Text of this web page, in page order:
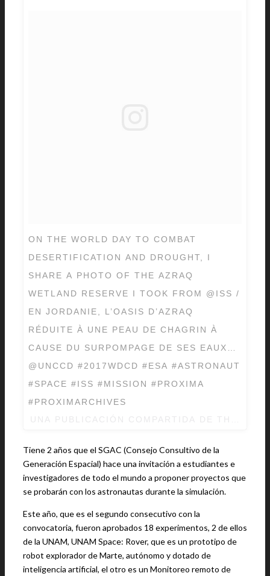
ON THE WORLD DAY TO COMBAT
DESERTIFICATION AND DROUGHT, I
SHARE A PHOTO OF THE AZRAQ
WETLAND RESERVE I TOOK FROM @ISS /
EN JORDANIE, L’OASIS D’AZRAQ
RÉDUITE À UNE PEAU DE CHAGRIN À
CAUSE DU SURPOMPAGE DE SES EAUX…
@UNCCD #2017WDCD #ESA #ASTRONAUT
#SPACE #ISS #MISSION #PROXIMA
#PROXIMARCHIVES
Tiene 2 años que el SGAC (Consejo Consultivo de la
Generación Espacial) hace una invitación a estudiantes e
investigadores de todo el mundo a proponer proyectos que
se probarán con los astronautas durante la simulación.
Este año, que es el segundo consecutivo con la
convocatoria, fueron aprobados 18 experimentos, 2 de ellos
de la UNAM, UNAM Space: Rover, que es un prototipo de
robot explorador de Marte, autónomo y dotado de
inteligencia artificial, el otro es un Monitoreo remoto de